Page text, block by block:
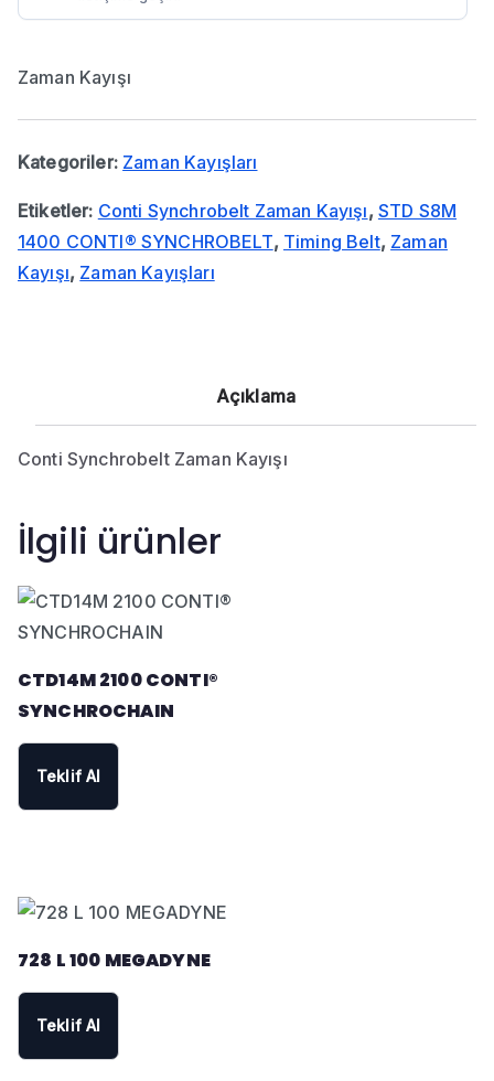
Zaman Kayışı
Kategoriler: Zaman Kayışları
Etiketler: Conti Synchrobelt Zaman Kayışı, STD S8M
1400 CONTI® SYNCHROBELT, Timing Belt, Zaman
Kayışı, Zaman Kayışları
Açıklama
Conti Synchrobelt Zaman Kayışı
İlgili ürünler
CTD14M 2100 CONTI®
SYNCHROCHAIN
Teklif Al
728 L 100 MEGADYNE
Teklif Al